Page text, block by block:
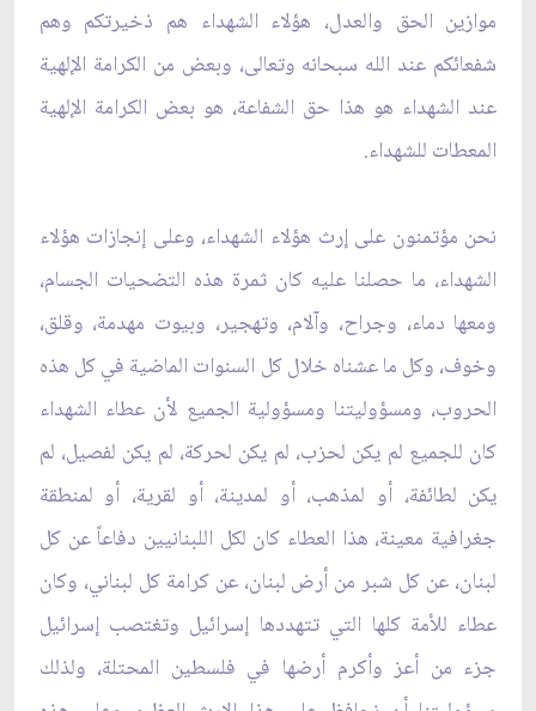
موازين الحق والعدل، هؤلاء الشهداء هم ذخيرتكم وهم
شفعائكم عند الله سبحانه وتعالى، وبعض من الكرامة ‏الإلهية
عند الشهداء هو هذا حق الشفاعة، هو بعض الكرامة الإلهية
المعطات للشهداء.‏
نحن مؤتمنون على إرث هؤلاء الشهداء، وعلى إنجازات هؤلاء
الشهداء، ما حصلنا عليه كان ثمرة هذه التضحيات ‏الجسام،
ومعها دماء، وجراح، وآلام، وتهجير، وبيوت مهدمة، وقلق،
وخوف، وكل ما عشناه خلال كل السنوات ‏الماضية في كل هذه
الحروب، ومسؤوليتنا ومسؤولية الجميع لأن عطاء الشهداء
كان للجميع لم يكن لحزب، لم ‏يكن لحركة، لم يكن لفصيل، لم
يكن لطائفة، أو لمذهب، أو لمدينة، أو لقرية، أو لمنطقة
جغرافية معينة، هذا ‏العطاء كان لكل اللبنانيين دفاعاً عن كل
لبنان، عن كل شبر من أرض لبنان، عن كرامة كل لبناني، وكان
عطاء ‏للأمة كلها التي تتهددها إسرائيل وتغتصب إسرائيل
جزء من أعز وأكرم أرضها في فلسطين المحتلة، ولذلك